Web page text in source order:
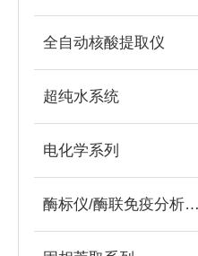
全自动核酸提取仪
超纯水系统
电化学系列
酶标仪/酶联免疫分析仪及洗板机